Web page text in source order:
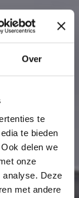
Over
te
te bieden
delen we
onze
analyse. Deze
met andere